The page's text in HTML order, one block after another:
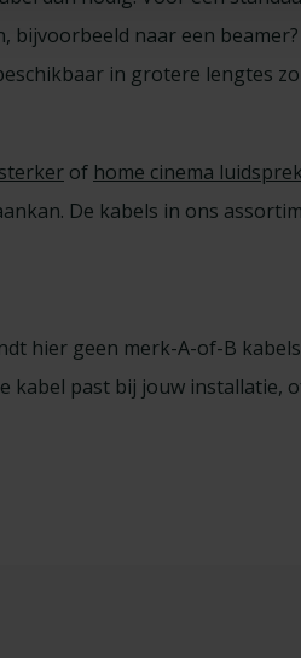
naar een beamer?
in grotere lengtes
of home cinema
De kabels in ons
hier geen merk-A-of-B
past bij jouw installatie,